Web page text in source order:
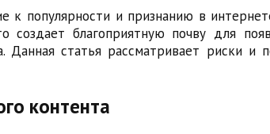
популярности и признанию в
создает благоприятную почву для
Данная статья рассматривает риски и
контента